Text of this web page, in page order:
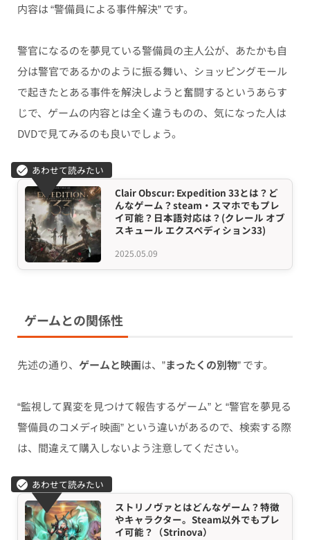
内容は “警備員による事件解決” です。
警官になるのを夢見ている警備員の主人公が、あたかも自
分は警官であるかのように振る舞い、ショッピングモール
で起きたとある事件を解決しようと奮闘するというあらす
じで、ゲームの内容とは全く違うものの、気になった人は
DVDで見てみるのも良いでしょう。
2025.05.09
Clair Obscur: Expedition 33とは？ど
んなゲーム？steam・スマホでもプレ
イ可能？日本語対応は？(クレール オブ
スキュール エクスペディション33)
ゲームとの関係性
先述の通り、 ゲームと映画は、”まったくの別物” です。
“監視して異変を見つけて報告するゲーム” と “警官を夢見る
警備員のコメディ映画” という違いがあるので、検索する際
は、間違えて購入しないよう注意してください。
ストリノヴァとはどんなゲーム？特徴
やキャラクター。Steam以外でもプレ
イ可能？（Strinova）